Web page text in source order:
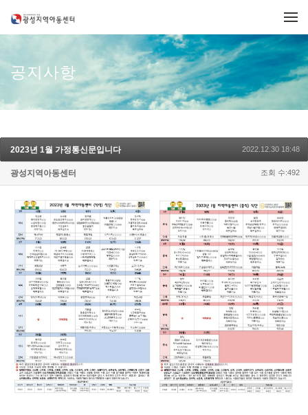
공지사항
2023년 1월 가정통신문입니다 2022.12.30 18:48
광성지역아동센터 조회 수:492